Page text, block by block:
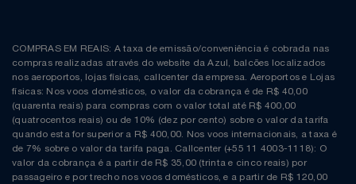
COMPRAS EM REAIS: A taxa de emissão/conveniência é cobrada nas
compras realizadas através do website da Azul, balcões localizados
nos aeroportos, lojas físicas, callcenter da empresa. Aeroportos e Lojas
físicas: Nos voos domésticos, o valor da cobrança é de R$ 40,00
(quarenta reais) para compras com o valor total até R$ 400,00
(quatrocentos reais) ou de 10% (dez por cento) sobre o valor da tarifa
quando esta for superior a R$ 400,00. Nos voos internacionais, a taxa é
de 7% sobre o valor da tarifa paga. Callcenter (+55 11 4003-1118): O
valor da cobrança é a partir de R$ 35,00 (trinta e cinco reais) por
passageiro e por trecho nos voos domésticos, e a partir de R$ 120,00